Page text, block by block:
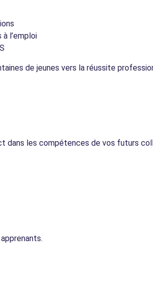
l’emploi
de jeunes vers la réussite
dans les compétences de vos futurs